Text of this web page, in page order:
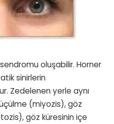
oluşabilir. Horner
sinirlerin
Zedelenen yerle aynı
(miyozis), göz
göz küresinin içe